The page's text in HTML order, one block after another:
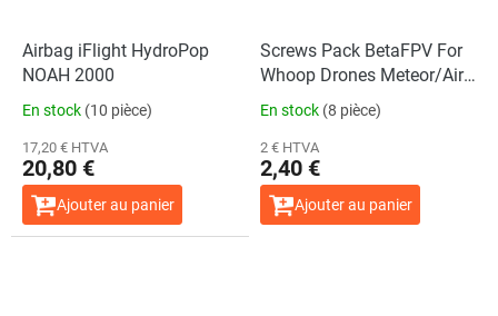
Airbag iFlight HydroPop
NOAH 2000
En stock (10 pièce)
17,20 € HTVA
20,80 €
Ajouter au panier
Screws Pack BetaFPV For
Whoop Drones Meteor/Air
Series
En stock (8 pièce)
2 € HTVA
2,40 €
Ajouter au panier